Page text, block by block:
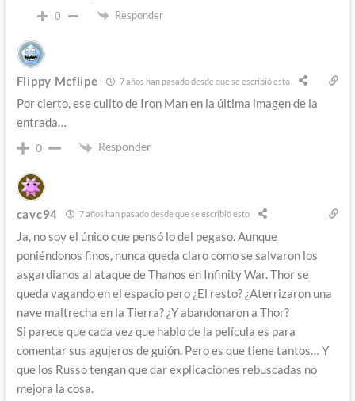
0 Responder
Flippy Mcflipe 7 años han pasado desde que se escribió esto
Por cierto, ese culito de Iron Man en la última imagen de la
entrada…
0 Responder
cavc94 7 años han pasado desde que se escribió esto
Ja, no soy el único que pensó lo del pegaso. Aunque
poniéndonos finos, nunca queda claro como se salvaron los
asgardianos al ataque de Thanos en Infinity War. Thor se
queda vagando en el espacio pero ¿El resto? ¿Aterrizaron una
nave maltrecha en la Tierra? ¿Y abandonaron a Thor?
Si parece que cada vez que hablo de la película es para
comentar sus agujeros de guión. Pero es que tiene tantos… Y
que los Russo tengan que dar explicaciones rebuscadas no
mejora la cosa.